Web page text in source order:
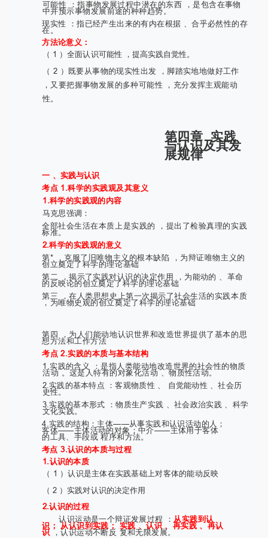
可能性 ：指事物发展过程中潜在的东西 ，是包含在事物
中并预示事物发展前途的种种趋势。
现实性 ：指已经产生出来的有内在根据 、合乎必然性的存
在。
方法论意义：
（ 1 ）全面认识可能性 ，提高实践自觉性。
（ 2 ）既要从事物的现实性出发 ，脚踏实地地做好工作
，又要把握事物发展的多种可能性 ，充分发挥主观能动
性。
第四章 实践
与认识及其发
展规律
一 、实践与认识
考点 1.科学的实践观及其意义
1.科学的实践观的内容
马克思强调：
全部社会生活在本质上是实践的 ，提出了检验真理的实践
标准。
2.科学的实践观的意义
第* ，克服了旧唯物主义的根本缺陷 ，为辩证唯物主义的
创立奠定了科学的理论基础
第二 ，揭示了实践对认识的决定作用 ，为能动的 、革命
的反映论的创立奠定了科学的理论基础
第三 ，在人类思想史上第一次揭示了社会生活的实践本质
，为唯物史观的创立奠定了科学的理论基础
第四 ，为人们能动地认识世界和改造世界提供了基本的思
想方法和工作方法
考点 2.实践的本质与基本结构
1.实践的含义 ：是指人类能动地改造世界的社会性的物质
活动 。这是人特有的对象化活动 、物质性活动。
2.实践的基本特点 ：客观物质性 、 自觉能动性 、社会历
史性。
3.实践的基本形式 ：物质生产实践 、社会政治实践 、科学
文化实践。
4.实践的结构：主体——从事实践和认识活动的人；
客体——主体活动的对象；中介——主体用于客体
的工具、手段或 程序和方法。
考点 3.认识的本质与过程
1.认识的本质
（ 1 ）认识是主体在实践基础上对客体的能动反映
（ 2 ）实践对认识的决定作用
2.认识的过程
认识运动是一个辩证发展过程 ：从实践到认
识； 从认识到实践； 实践 、认识 、再实践 、再认
识 ，认识运动不断反 复和无限发展。